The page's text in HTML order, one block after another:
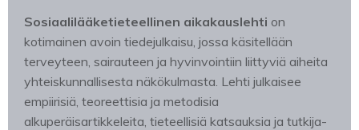
Sosiaalilääketieteellinen aikakauslehti on
kotimainen avoin tiedejulkaisu, jossa käsitellään
terveyteen, sairauteen ja hyvinvointiin liittyviä aiheita
yhteiskunnallisesta näkökulmasta. Lehti julkaisee
empiirisiä, teoreettisia ja metodisia
alkuperäisartikkeleita, tieteellisiä katsauksia ja tutkija-